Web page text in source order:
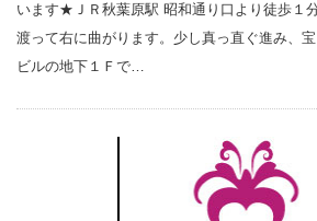
います★ＪＲ秋葉原駅 昭和通り口より徒歩１
渡って右に曲がります。少し真っ直ぐ進み、
ビルの地下１Ｆで…